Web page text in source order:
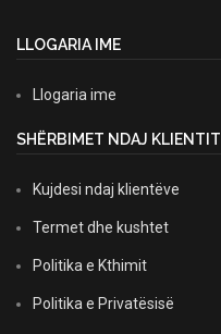
LLOGARIA IME
Llogaria ime
SHËRBIMET NDAJ KLIENTIT
Kujdesi ndaj klientëve
Termet dhe kushtet
Politika e Kthimit
Politika e Privatësisë